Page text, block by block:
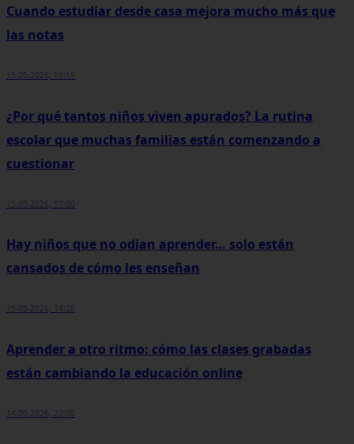
Cuando estudiar desde casa mejora mucho más que
las notas
15-05-2026, 19:15
¿Por qué tantos niños viven apurados? La rutina
escolar que muchas familias están comenzando a
cuestionar
15-05-2026, 17:00
Hay niños que no odian aprender… solo están
cansados de cómo les enseñan
15-05-2026, 14:20
Aprender a otro ritmo: cómo las clases grabadas
están cambiando la educación online
14-05-2026, 22:00